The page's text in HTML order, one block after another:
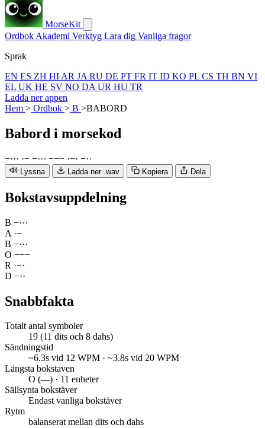
MorseKit
Ordbok Akademi Verktyg Lara dig Vanliga fragor
Sprak
EN ES ZH HI AR JA RU DE PT FR IT ID KO PL CS TH BN VI
EL UK HE SV NO DA UR HU TR
Ladda ner appen
Hem > Ordbok > B >BABORD
Babord i morsekod
−··· ·− −··· −−− ·−· −··
Lyssna Ladda ner .wav Kopiera Dela
Bokstavsuppdelning
B −···
A ·−
B −···
O −−−
R ·−·
D −··
Snabbfakta
Totalt antal symboler
19 (11 dits och 8 dahs)
Sändningstid
~6.3s vid 12 WPM · ~3.8s vid 20 WPM
Längsta bokstaven
O (---) · 11 enheter
Sällsynta bokstäver
Endast vanliga bokstäver
Rytm
balanserat mellan dits och dahs